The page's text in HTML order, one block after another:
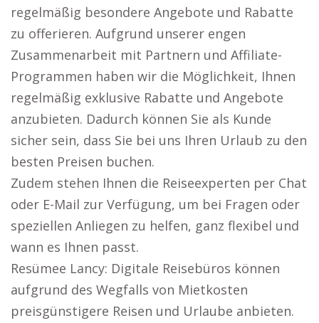
regelmäßig besondere Angebote und Rabatte
zu offerieren. Aufgrund unserer engen
Zusammenarbeit mit Partnern und Affiliate-
Programmen haben wir die Möglichkeit, Ihnen
regelmäßig exklusive Rabatte und Angebote
anzubieten. Dadurch können Sie als Kunde
sicher sein, dass Sie bei uns Ihren Urlaub zu den
besten Preisen buchen.
Zudem stehen Ihnen die Reiseexperten per Chat
oder E-Mail zur Verfügung, um bei Fragen oder
speziellen Anliegen zu helfen, ganz flexibel und
wann es Ihnen passt.
Resümee Lancy: Digitale Reisebüros können
aufgrund des Wegfalls von Mietkosten
preisgünstigere Reisen und Urlaube anbieten.